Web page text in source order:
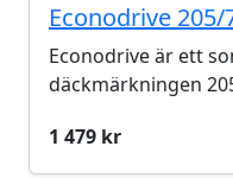
Econodrive 205/
Econodrive är ett
däckmärkningen
1 479 kr